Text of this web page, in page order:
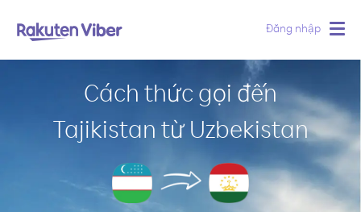
Đăng nhập
Cách thức gọi đến
Tajikistan từ Uzbekistan